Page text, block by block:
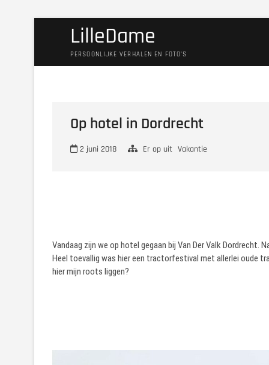
inhoud
LilleDame
PERSOONLIJKE VERHALEN EN FOTO'S
Op hotel in Dordrecht
2 juni 2018 Er op uit Vakantie
Vandaag zijn we op hotel gegaan bij Van Der Valk
Heel toevallig was hier een tractorfestival met allerlei oude
hier mijn roots liggen?